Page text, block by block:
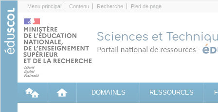
Menu principal Contenu Recherche Pied de page
DOMAINES RESSOURCES